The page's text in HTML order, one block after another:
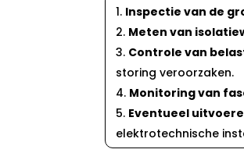
Inspectie van de
Meten van
Controle van
storing veroorzaken.​
Monitoring van
Eventueel
elektrotechnische